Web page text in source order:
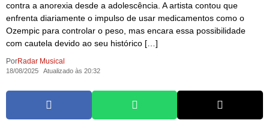
contra a anorexia desde a adolescência. A artista contou que
enfrenta diariamente o impulso de usar medicamentos como o
Ozempic para controlar o peso, mas encara essa possibilidade
com cautela devido ao seu histórico […]
PorRadar Musical
18/08/2025 Atualizado às 20:32